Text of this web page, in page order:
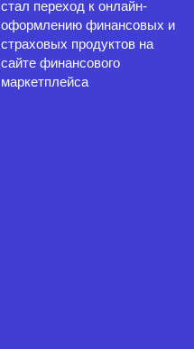
стал переход к онлайн-
оформлению финансовых и
страховых продуктов на
сайте финансового
маркетплейса